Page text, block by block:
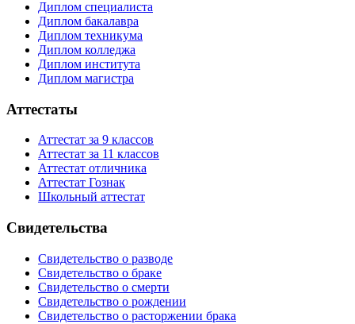
Диплом специалиста
Диплом бакалавра
Диплом техникума
Диплом колледжа
Диплом института
Диплом магистра
Аттестаты
Аттестат за 9 классов
Аттестат за 11 классов
Аттестат отличника
Аттестат Гознак
Школьный аттестат
Свидетельства
Свидетельство о разводе
Свидетельство о браке
Свидетельство о смерти
Свидетельство о рождении
Свидетельство о расторжении брака